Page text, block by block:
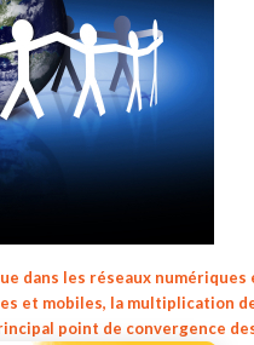
dans les réseaux numériques
et mobiles, la multiplication
point de convergence